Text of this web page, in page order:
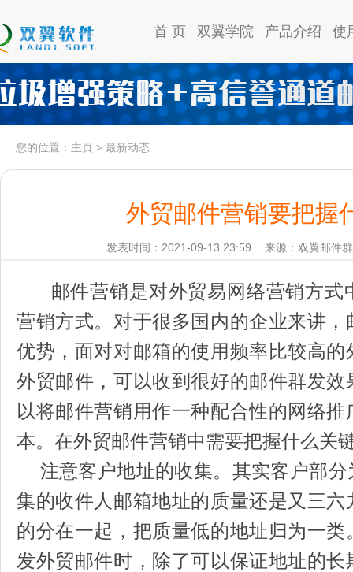
首 页 双翼学院 产品介绍 使
您的位置： 主页 > 最新动态
外贸邮件营销要把握
发表时间：2021-09-13 23:59 来源：双翼邮件
邮件营销是对外贸易网络营销方式
营销方式。对于很多国内的企业来讲
优势，面对对邮箱的使用频率比较高
外贸邮件，可以收到很好的邮件群发
以将邮件营销用作一种配合性的网络
本。在外贸邮件营销中需要把握什么关
注意客户地址的收集。其实客户部分
集的收件人邮箱地址的质量还是又三
的分在一起，把质量低的地址归为一
发外贸邮件时，除了可以保证地址的